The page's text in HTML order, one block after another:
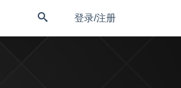
登录/注册